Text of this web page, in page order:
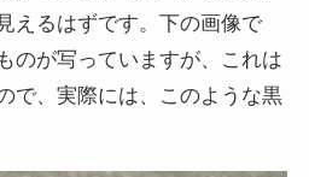
えるはずです。下の画像で
のが写っていますが、これは
で、実際には、このような黒